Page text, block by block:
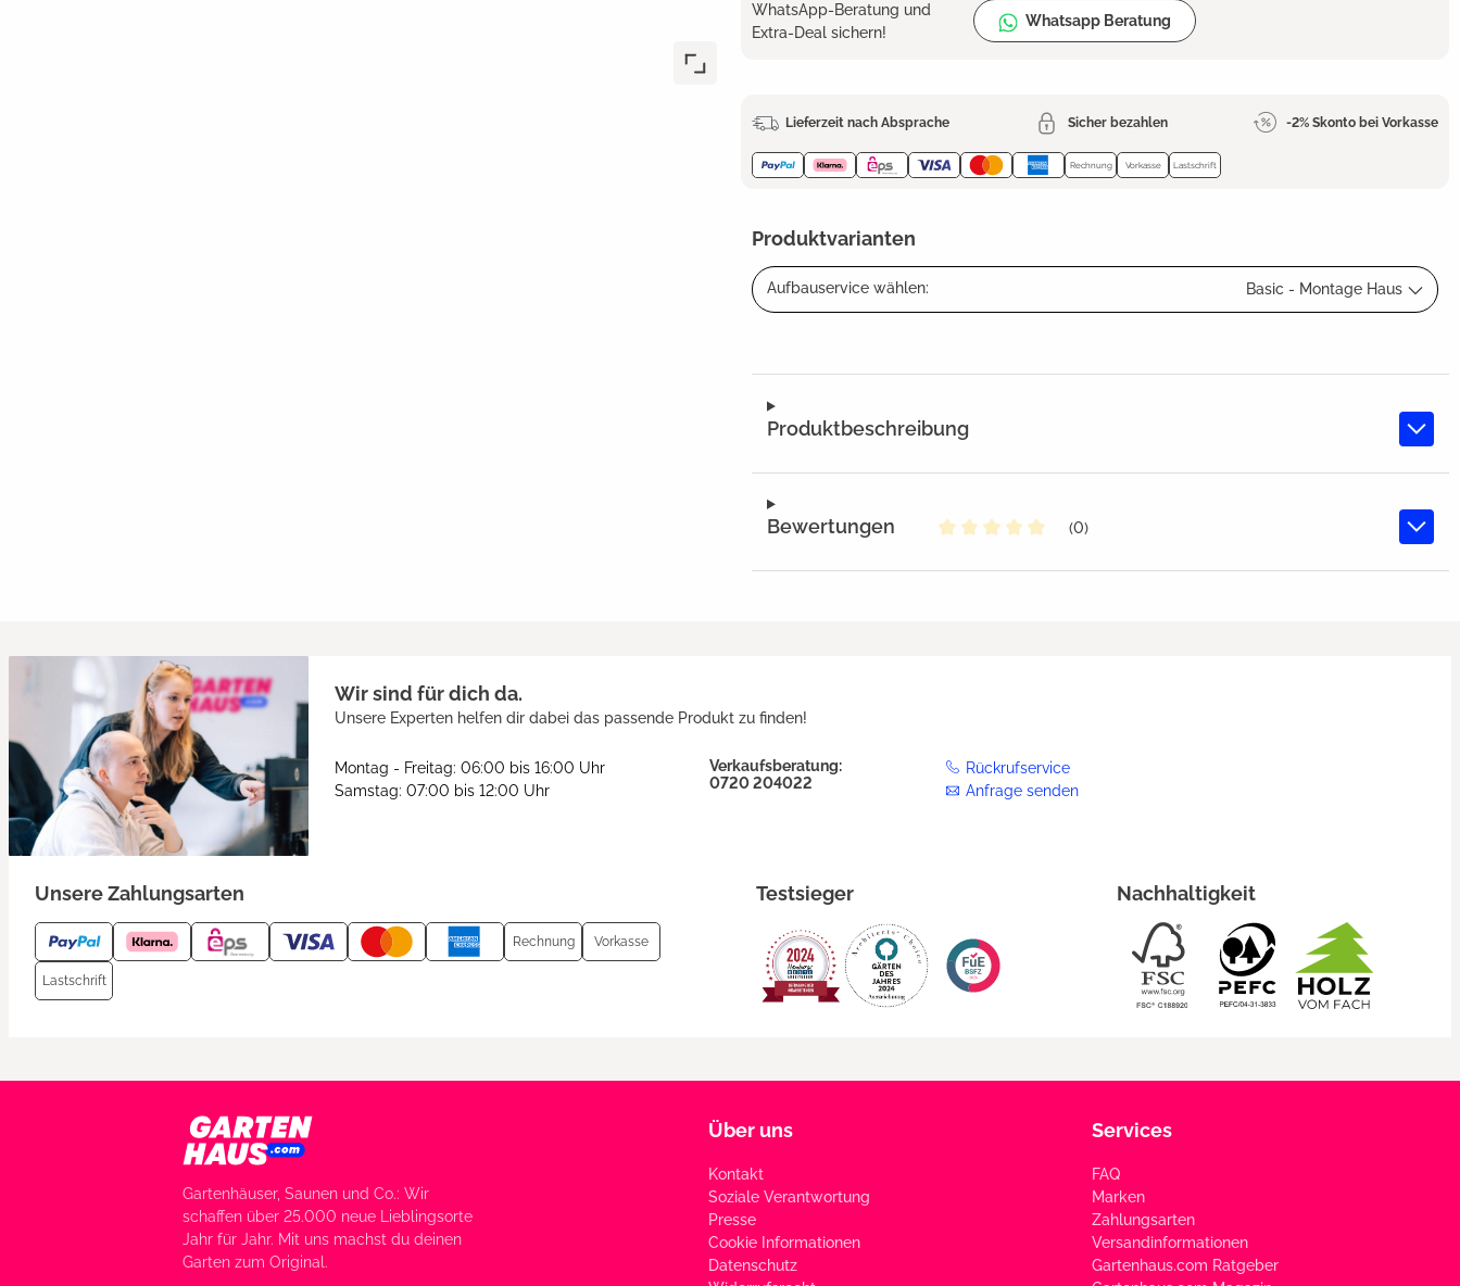
WhatsApp-Beratung und
Extra-Deal sichern!
Whatsapp Beratung
Lieferzeit nach Absprache Sicher bezahlen -2% Skonto bei Vorkasse
Rechnung Vorkasse Lastschrift
Produktvarianten
Aufbauservice wählen: Basic - Montage Haus
Produktbeschreibung
Bewertungen
(0)
Wir sind für dich da.
Unsere Experten helfen dir dabei das passende Produkt zu finden!
Montag - Freitag: 06:00 bis 16:00 Uhr
Samstag: 07:00 bis 12:00 Uhr
Verkaufsberatung:
0720 204022
Rückrufservice
Anfrage senden
Unsere Zahlungsarten
Rechnung Vorkasse
Lastschrift
Testsieger Nachhaltigkeit
Gartenhäuser, Saunen und Co.: Wir
schaffen über 25.000 neue Lieblingsorte
Jahr für Jahr. Mit uns machst du deinen
Garten zum Original.
Über uns
Kontakt
Soziale Verantwortung
Presse
Cookie Informationen
Datenschutz
Services
FAQ
Marken
Zahlungsarten
Versandinformationen
Gartenhaus.com Ratgeber